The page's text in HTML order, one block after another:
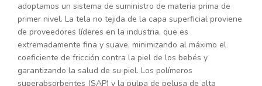
adoptamos un sistema de suministro de materia prima de
primer nivel. La tela no tejida de la capa superficial proviene
de proveedores líderes en la industria, que es
extremadamente fina y suave, minimizando al máximo el
coeficiente de fricción contra la piel de los bebés y
garantizando la salud de su piel. Los polímeros
superabsorbentes (SAP) y la pulpa de pelusa de alta